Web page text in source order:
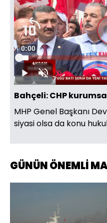
OynatSesi
Aç
Süre
0:00
Yüklendi:
5.21%
Bahçeli: CHP
MHP Genel Başkanı
siyasi olsa da konu
GÜNÜN ÖNEMLİ